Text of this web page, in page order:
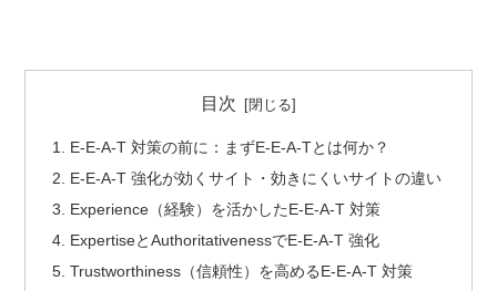
目次
E-E-A-T 対策の前に：まずE-E-A-Tとは何か？
E-E-A-T 強化が効くサイト・効きにくいサイトの違い
Experience（経験）を活かしたE-E-A-T 対策
ExpertiseとAuthoritativenessでE-E-A-T 強化
Trustworthiness（信頼性）を高めるE-E-A-T 対策